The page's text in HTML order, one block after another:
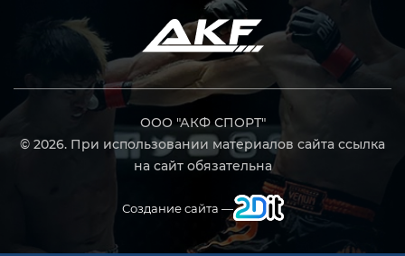
ООО "АКФ СПОРТ"
© 2026. При использовании материалов сайта ссылка
на сайт обязательна
Создание сайта —
Нажмите Enter для поиска или Esc, чтобы закрыть